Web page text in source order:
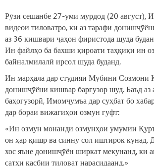
Рӯзи сешанбе 27-уми мурдод (20 август),
видеои тиловатро, ки аз тарафи
аз 36 кишвари ҷаҳон фиристода шуда
Ин файлҳо ба бахши қироати таҳқиқи ин
байналмилалӣ ирсол шуда буданд.
Ин марҳала дар студияи Мубини Созмони
донишҷӯёни кишвар баргузор шуд. Баъд аз
баҳогузорӣ, Имомҷумъа дар суҳбат бо
дар бораи вижагиҳои озмун гуфт:
«Ин озмун монанди озмунҳои умумии
он ҳар қишр ва синну сол иштирок кунад.
хос яъне донишҷӯён ширкат мекунанд, ки
сатҳи касбии тиловат нарасидаанд.»